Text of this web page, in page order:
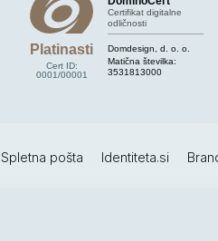
Platinasti
Cert ID:
0001/00001
Certifikat digitalne
odličnosti
Domdesign, d. o. o.
Matična številka:
3531813000
Spletna pošta Identiteta.si